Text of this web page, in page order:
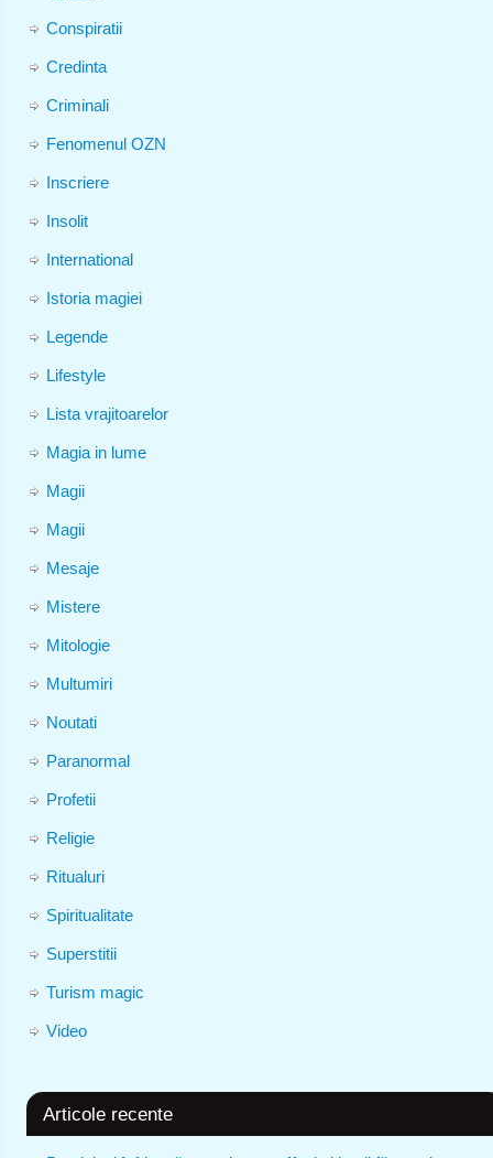
Conspiratii
Credinta
Criminali
Fenomenul OZN
Inscriere
Insolit
International
Istoria magiei
Legende
Lifestyle
Lista vrajitoarelor
Magia in lume
Magii
Magii
Mesaje
Mistere
Mitologie
Multumiri
Noutati
Paranormal
Profetii
Religie
Ritualuri
Spiritualitate
Superstitii
Turism magic
Video
Articole recente